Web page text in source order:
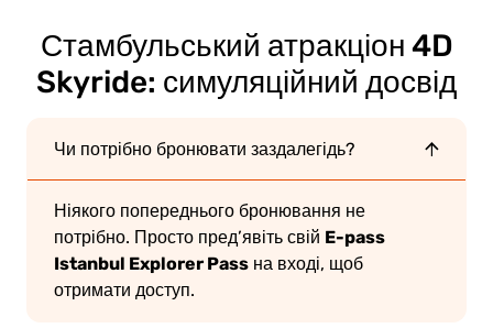
Стамбульський атракціон 4D
Skyride: симуляційний досвід
Чи потрібно бронювати заздалегідь?
Ніякого попереднього бронювання не
потрібно. Просто пред’явіть свій E-pass
Istanbul Explorer Pass на вході, щоб
отримати доступ.